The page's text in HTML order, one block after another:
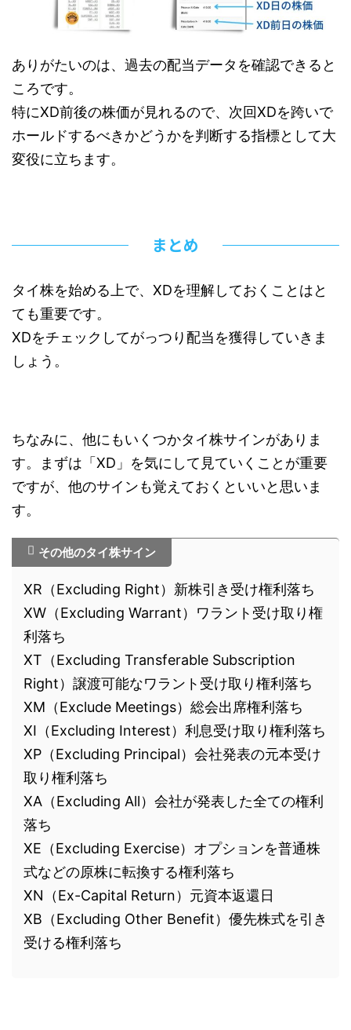
ありがたいのは、過去の配当データを確認できると
ころです。
特にXD前後の株価が見れるので、次回XDを跨いで
ホールドするべきかどうかを判断する指標として大
変役に立ちます。
まとめ
タイ株を始める上で、XDを理解しておくことはと
ても重要です。
XDをチェックしてがっつり配当を獲得していきま
しょう。
ちなみに、他にもいくつかタイ株サインがありま
す。まずは「XD」を気にして見ていくことが重要
ですが、他のサインも覚えておくといいと思いま
す。
その他のタイ株サイン
XR（Excluding Right）新株引き受け権利落ち
XW（Excluding Warrant）ワラント受け取り権
利落ち
XT（Excluding Transferable Subscription
Right）譲渡可能なワラント受け取り権利落ち
XM（Exclude Meetings）総会出席権利落ち
XI（Excluding Interest）利息受け取り権利落ち
XP（Excluding Principal）会社発表の元本受け
取り権利落ち
XA（Excluding All）会社が発表した全ての権利
落ち
XE（Excluding Exercise）オプションを普通株
式などの原株に転換する権利落ち
XN（Ex-Capital Return）元資本返還日
XB（Excluding Other Benefit）優先株式を引き
受ける権利落ち